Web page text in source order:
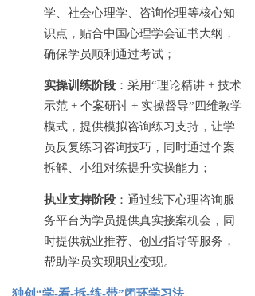
学、社会心理学、咨询伦理等核心知
识点，贴合中国心理学会证书大纲，
确保学员顺利通过考试；
实操训练阶段 ：采用“理论精讲 + 技术
示范 + 个案研讨 + 实操督导”四维教学
模式，提供模拟咨询练习支持，让学
员反复练习咨询技巧，同时通过个案
拆解、小组对练提升实操能力；
执业支持阶段 ：通过线下心理咨询服
务平台为学员提供真实接案机会，同
时提供就业推荐、创业指导等服务，
帮助学员实现职业变现。